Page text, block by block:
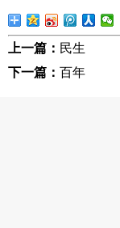
上一篇： 民生
下一篇： 百年